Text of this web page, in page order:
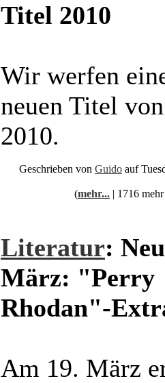
Titel 2010
Wir werfen
neuen Titel
2010.
Geschrieben von Guido auf
(mehr... | 1716
Literatur:
März: "Perry
Rhodan"-
Am 19. März